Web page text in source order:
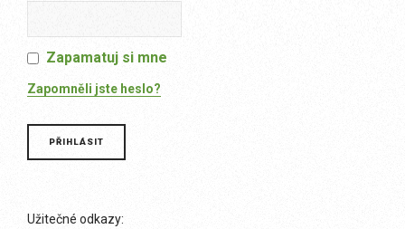
Zapamatuj si mne
Zapomněli jste heslo?
Užitečné odkazy: